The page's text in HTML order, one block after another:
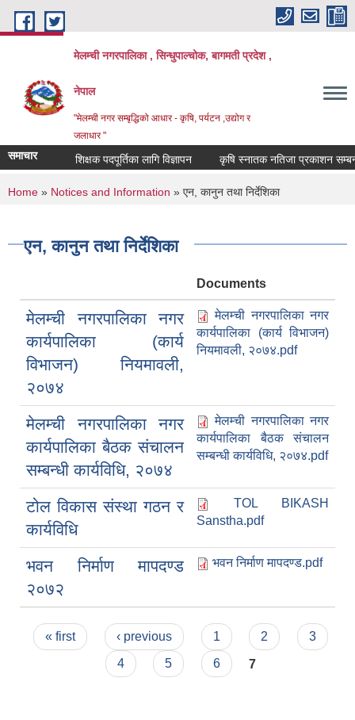
Skip to main content
मेलम्ची नगरपालिका , सिन्धुपाल्चोक, बागमती प्रदेश ,
नेपाल
"मेलम्ची नगर सम्बृद्धिको आधार - कृषि, पर्यटन ,उद्योग र
जलाधार "
समाचार शिक्षक पदपूर्तिका लागि विज्ञापन कृषि स्नातक नतिजा प्रकाशन सम्बन्धमा
You are here
Home » Notices and Information » एन, कानुन तथा निर्देशिका
एन, कानुन तथा निर्देशिका
Documents
मेलम्ची नगरपालिका नगर
कार्यपालिका (कार्य
विभाजन) नियमावली,
२०७४
मेलम्ची नगरपालिका नगर
कार्यपालिका (कार्य विभाजन)
नियमावली, २०७४.pdf
मेलम्ची नगरपालिका नगर
कार्यपालिका बैठक संचालन
सम्बन्धी कार्यविधि, २०७४
मेलम्ची नगरपालिका नगर
कार्यपालिका बैठक संचालन
सम्बन्धी कार्यविधि, २०७४.pdf
टोल विकास संस्था गठन र
कार्यविधि
TOL BIKASH
Sanstha.pdf
भवन निर्माण मापदण्ड
२०७२
भवन निर्माण मापदण्ड.pdf
Pages
« first ‹ previous 1 2
3
4
5 6 7